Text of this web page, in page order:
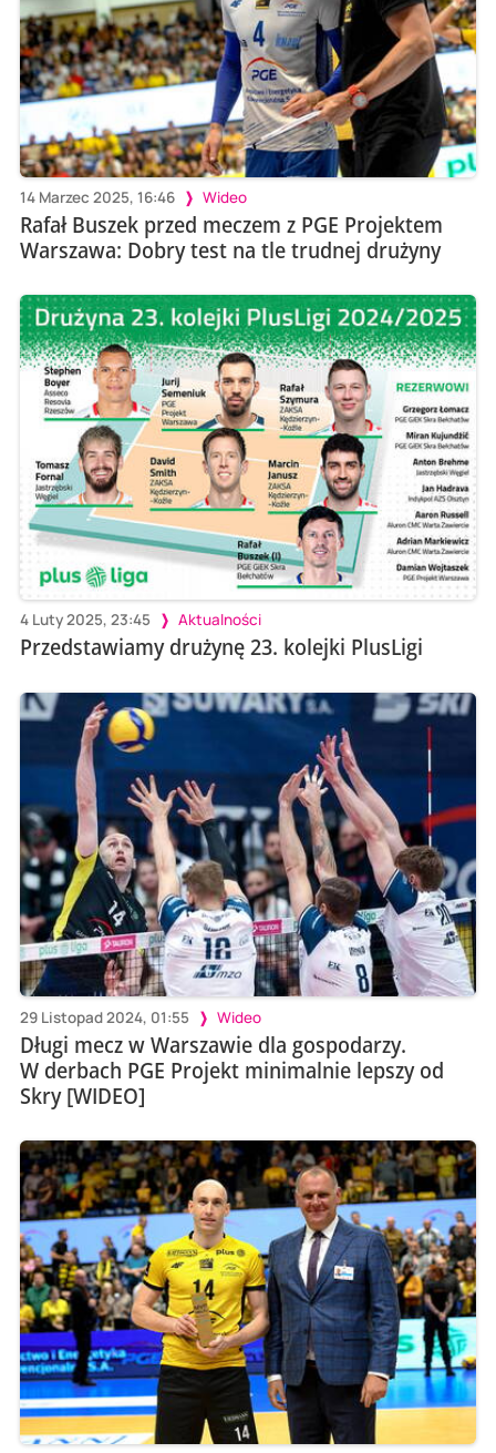
14 Marzec 2025, 16:46 Wideo
Rafał Buszek przed meczem z PGE Projektem
Warszawa: Dobry test na tle trudnej drużyny
4 Luty 2025, 23:45 Aktualności
Przedstawiamy drużynę 23. kolejki PlusLigi
29 Listopad 2024, 01:55 Wideo
Długi mecz w Warszawie dla gospodarzy.
W derbach PGE Projekt minimalnie lepszy od
Skry [WIDEO]